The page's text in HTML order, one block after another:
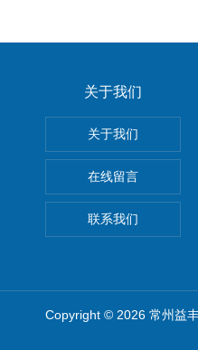
关于我们
关于我们
在线留言
联系我们
Copyright © 2026 常州益